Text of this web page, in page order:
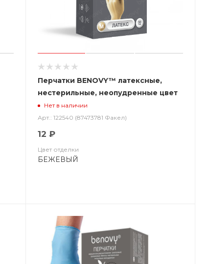
Перчатки BENOVY™ латексные,
нестерильные, неопудренные цвет
бежевый BENOVY LATEX
CHLORINATED
Нет в наличии
Арт.: 122540 (87473781 Факел)
12 ₽
Цвет отделки
БЕЖЕВЫЙ